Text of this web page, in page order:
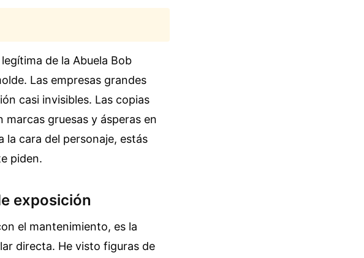
de la Abuela Bob
Las empresas grandes
casi invisibles. Las copias
marcas gruesas y ásperas en
la cara del personaje, estás
piden.
exposición
el mantenimiento, es la
directa. He visto figuras de